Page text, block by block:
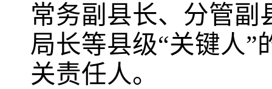
常务副县长、分管副
局长等县级“关键人
关责任人。